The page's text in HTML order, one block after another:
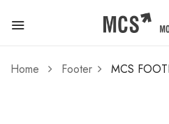
Home Footer MCS